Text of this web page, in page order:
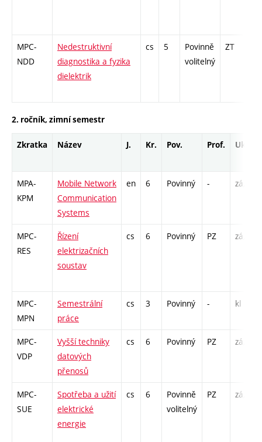
MPC-
NDD
Nedestruktivní
diagnostika a fyzika
dielektrik
cs 5
Povinně
volitelný
ZT
2. ročník, zimní semestr
Zkratka Název J. Kr. Pov. Prof. Uk.
MPA-
KPM
Mobile Network
Communication
Systems
en 6 Povinný - zá,zk
MPC-
RES
Řízení
elektrizačních
soustav
cs 6 Povinný PZ zá,zk
MPC-
MPN
Semestrální
práce
cs 3 Povinný - kl
MPC-
VDP
Vyšší techniky
datových
přenosů
cs 6 Povinný PZ zá,zk
MPC-
SUE
Spotřeba a užití
elektrické
energie
cs 6
Povinně
volitelný
PZ zá,zk